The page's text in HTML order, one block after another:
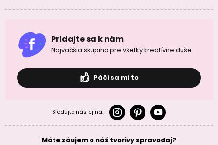
Pridajte sa k nám
Najväčšia skupina pre všetky kreatívne duše
Páči sa mi to
Sledujte nás aj na:
Máte záujem o náš tvorivy spravodaj?